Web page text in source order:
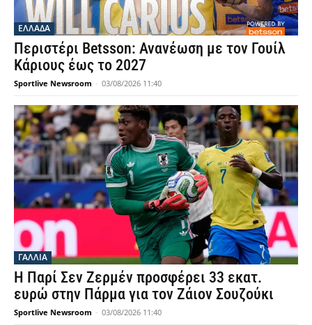
ΕΛΛΑΔΑ
Περιστέρι Betsson: Ανανέωση με τον Γουίλ
Κάριους έως το 2027
Sportlive Newsroom - 03/08/2026 11:40
ΓΑΛΛΙΑ
Η Παρί Σεν Ζερμέν προσφέρει 33 εκατ.
ευρώ στην Πάρμα για τον Ζάιον Σουζούκι
Sportlive Newsroom - 03/08/2026 11:40